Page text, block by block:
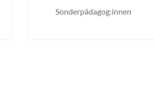
Sonderpädagog:innen